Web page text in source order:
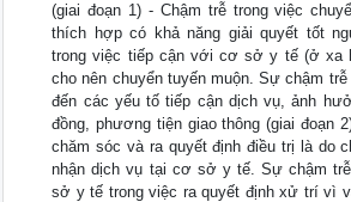
(giai đoạn 1) - Chậm trễ trong việc
thích hợp có khả năng giải quyết tốt
trong việc tiếp cận với cơ sở y tế (ở xa
cho nên chuyển tuyến muộn. Sự chậm
đến các yếu tố tiếp cận dịch vụ, ảnh
đồng, phương tiện giao thông (giai đoạn
chăm sóc và ra quyết định điều trị là do
nhận dịch vụ tại cơ sở y tế. Sự chậm
sở y tế trong việc ra quyết định xử trí vì